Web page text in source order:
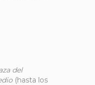
del
(hasta los